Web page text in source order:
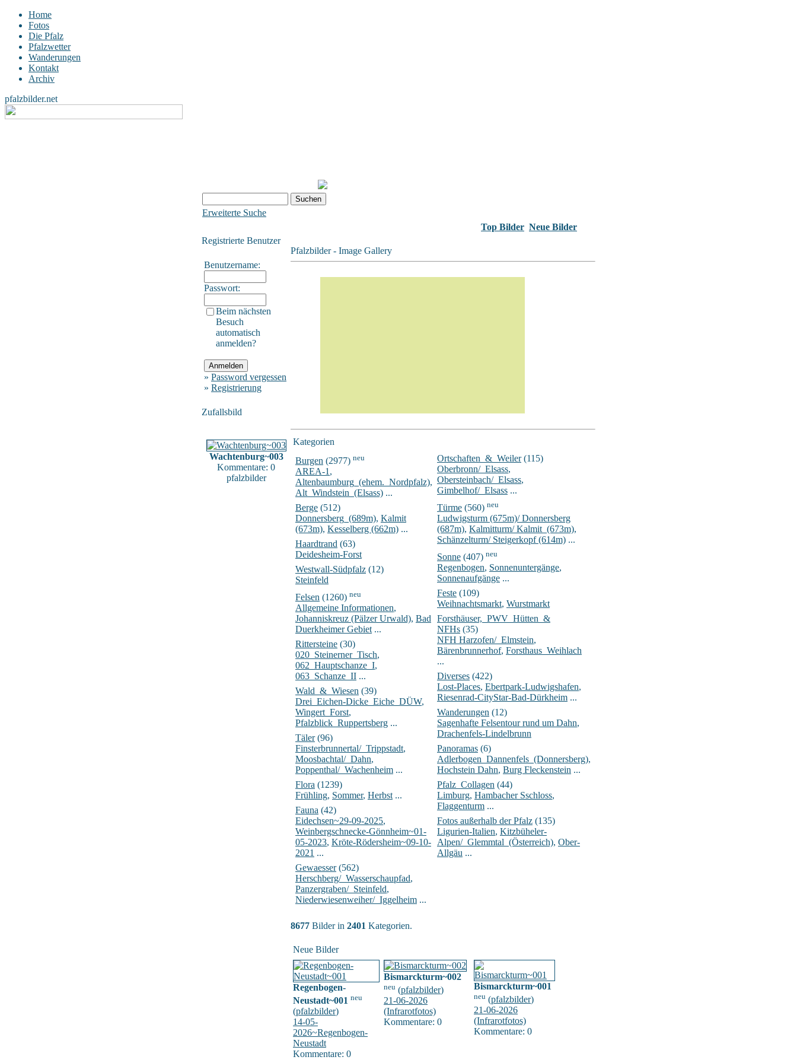
Home
Fotos
Die Pfalz
Pfalzwetter
Wanderungen
Kontakt
Archiv
pfalzbilder.net
Erweiterte Suche
Top Bilder Neue Bilder
Registrierte Benutzer
Benutzername:
Passwort:
Beim nächsten
Besuch
automatisch
anmelden?
» Password vergessen
» Registrierung
Zufallsbild
Wachtenburg~003
Kommentare: 0
pfalzbilder
Pfalzbilder - Image Gallery
Kategorien
Burgen (2977) neu
AREA-1 ,
Altenbaumburg_(ehem._Nordpfalz),
Alt_Windstein_(Elsass) ...
Berge (512)
Donnersberg_(689m), Kalmit
(673m), Kesselberg (662m) ...
Haardtrand (63)
Deidesheim-Forst
Westwall-Südpfalz (12)
Steinfeld
Felsen (1260) neu
Allgemeine Informationen,
Johanniskreuz (Pälzer Urwald), Bad
Duerkheimer Gebiet ...
Rittersteine (30)
020_Steinerner_Tisch,
062_Hauptschanze_I,
063_Schanze_II ...
Wald_&_Wiesen (39)
Drei_Eichen-Dicke_Eiche_DÜW,
Wingert_Forst,
Pfalzblick_Ruppertsberg ...
Täler(96)
Finsterbrunnertal/_Trippstadt,
Moosbachtal/_Dahn,
Poppenthal/_Wachenheim ...
Flora (1239)
Frühling, Sommer, Herbst ...
Fauna (42)
Eidechsen~29-09-2025,
Weinbergschnecke-Gönnheim~01-
05-2023, Kröte-Rödersheim~09-10-
2021 ...
Gewaesser(562)
Herschberg/_Wasserschaupfad,
Panzergraben/_Steinfeld,
Niederwiesenweiher/_Iggelheim ...
Ortschaften_&_Weiler(115)
Oberbronn/_Elsass,
Obersteinbach/_Elsass,
Gimbelhof/_Elsass ...
Türme (560) neu
Ludwigsturm (675m)/ Donnersberg
(687m), Kalmitturm/ Kalmit_(673m),
Schänzelturm/ Steigerkopf (614m) ...
Sonne (407) neu
Regenbogen, Sonnenuntergänge,
Sonnenaufgänge ...
Feste (109)
Weihnachtsmarkt, Wurstmarkt
Forsthäuser,_PWV_Hütten_&
NFHs (35)
NFH Harzofen/_Elmstein,
Bärenbrunnerhof, Forsthaus_Weihlach
...
Diverses (422)
Lost-Places, Ebertpark-Ludwigshafen,
Riesenrad-CityStar-Bad-Dürkheim ...
Wanderungen (12)
Sagenhafte Felsentour rund um Dahn,
Drachenfels-Lindelbrunn
Panoramas (6)
Adlerbogen_Dannenfels_(Donnersberg),
Hochstein Dahn, Burg Fleckenstein ...
Pfalz_Collagen (44)
Limburg, Hambacher Sschloss,
Flaggenturm ...
Fotos außerhalb der Pfalz (135)
Ligurien-Italien, Kitzbüheler-
Alpen/_Glemmtal_(Österreich), Ober-
Allgäu ...
8677 Bilder in 2401 Kategorien.
Neue Bilder
Regenbogen-
Neustadt~001 neu
(pfalzbilder)
14-05-
2026~Regenbogen-
Neustadt
Kommentare: 0
Bismarckturm~002
neu (pfalzbilder)
21-06-2026
(Infrarotfotos)
Kommentare: 0
Bismarckturm~001
neu (pfalzbilder)
21-06-2026
(Infrarotfotos)
Kommentare: 0